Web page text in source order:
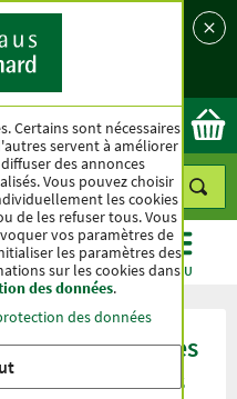
Ok
BEST-SELLER MENU
Crème aux fines
cutanées
Certains sont nécessaires
servent à améliorer
des annonces
Vous pouvez choisir
les cookies
de les refuser tous. Vous
vos paramètres de
les paramètres des
sur les cookies dans
des données.
des données